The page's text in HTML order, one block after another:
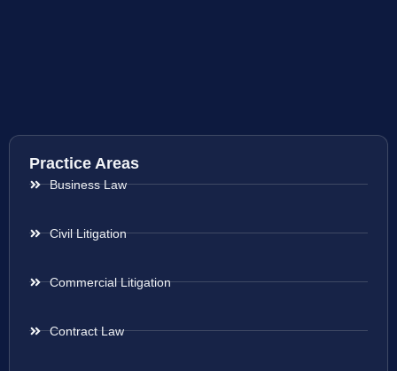
Practice Areas
Business Law
Civil Litigation
Commercial Litigation
Contract Law